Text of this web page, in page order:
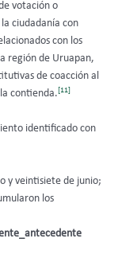
votación o
ciudadanía con
con los
región de Uruapan,
de coacción al
contienda.[11]
identificado con
y veintisiete de junio;
los